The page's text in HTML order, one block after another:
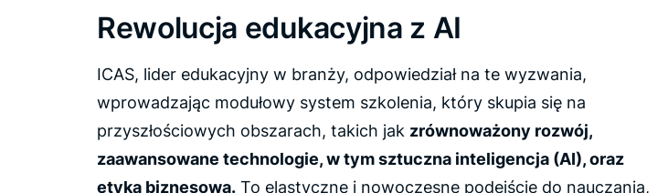
Rewolucja edukacyjna z AI
ICAS, lider edukacyjny w branży, odpowiedział na te wyzwania,
wprowadzając modułowy system szkolenia, który skupia się na
przyszłościowych obszarach, takich jak zrównoważony rozwój,
zaawansowane technologie, w tym sztuczna inteligencja (AI), oraz
etyka biznesowa. To elastyczne i nowoczesne podejście do nauczania,